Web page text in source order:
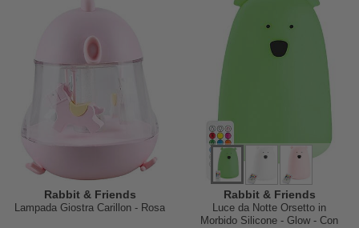
Rabbit & Friends
Lampada Giostra Carillon - Rosa
Rabbit & Friends
Luce da Notte Orsetto in
Morbido Silicone - Glow - Con